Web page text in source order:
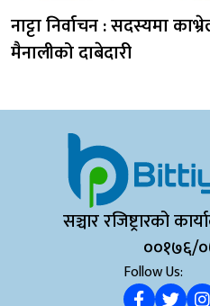
नाट्टा निर्वाचन : सदस्यमा
मैनालीको दाबेदारी
सञ्चार रजिष्ट्रारको
००१७६/
Follow Us: